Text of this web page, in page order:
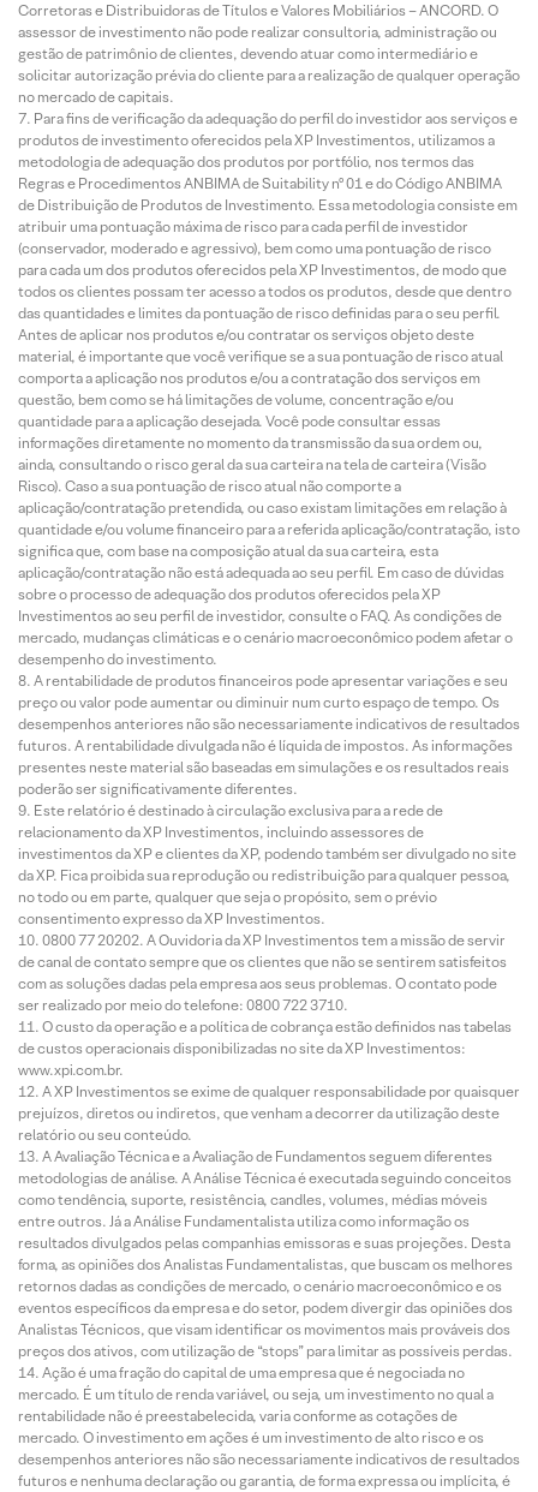
Corretoras e Distribuidoras de Títulos e Valores Mobiliários – ANCORD. O
assessor de investimento não pode realizar consultoria, administração ou
gestão de patrimônio de clientes, devendo atuar como intermediário e
solicitar autorização prévia do cliente para a realização de qualquer operação
no mercado de capitais.
Para fins de verificação da adequação do perfil do investidor aos serviços e
produtos de investimento oferecidos pela XP Investimentos, utilizamos a
metodologia de adequação dos produtos por portfólio, nos termos das
Regras e Procedimentos ANBIMA de Suitability nº 01 e do Código ANBIMA
de Distribuição de Produtos de Investimento. Essa metodologia consiste em
atribuir uma pontuação máxima de risco para cada perfil de investidor
(conservador, moderado e agressivo), bem como uma pontuação de risco
para cada um dos produtos oferecidos pela XP Investimentos, de modo que
todos os clientes possam ter acesso a todos os produtos, desde que dentro
das quantidades e limites da pontuação de risco definidas para o seu perfil.
Antes de aplicar nos produtos e/ou contratar os serviços objeto deste
material, é importante que você verifique se a sua pontuação de risco atual
comporta a aplicação nos produtos e/ou a contratação dos serviços em
questão, bem como se há limitações de volume, concentração e/ou
quantidade para a aplicação desejada. Você pode consultar essas
informações diretamente no momento da transmissão da sua ordem ou,
ainda, consultando o risco geral da sua carteira na tela de carteira (Visão
Risco). Caso a sua pontuação de risco atual não comporte a
aplicação/contratação pretendida, ou caso existam limitações em relação à
quantidade e/ou volume financeiro para a referida aplicação/contratação, isto
significa que, com base na composição atual da sua carteira, esta
aplicação/contratação não está adequada ao seu perfil. Em caso de dúvidas
sobre o processo de adequação dos produtos oferecidos pela XP
Investimentos ao seu perfil de investidor, consulte o FAQ. As condições de
mercado, mudanças climáticas e o cenário macroeconômico podem afetar o
desempenho do investimento.
A rentabilidade de produtos financeiros pode apresentar variações e seu
preço ou valor pode aumentar ou diminuir num curto espaço de tempo. Os
desempenhos anteriores não são necessariamente indicativos de resultados
futuros. A rentabilidade divulgada não é líquida de impostos. As informações
presentes neste material são baseadas em simulações e os resultados reais
poderão ser significativamente diferentes.
Este relatório é destinado à circulação exclusiva para a rede de
relacionamento da XP Investimentos, incluindo assessores de
investimentos da XP e clientes da XP, podendo também ser divulgado no site
da XP. Fica proibida sua reprodução ou redistribuição para qualquer pessoa,
no todo ou em parte, qualquer que seja o propósito, sem o prévio
consentimento expresso da XP Investimentos.
0800 77 20202. A Ouvidoria da XP Investimentos tem a missão de servir
de canal de contato sempre que os clientes que não se sentirem satisfeitos
com as soluções dadas pela empresa aos seus problemas. O contato pode
ser realizado por meio do telefone: 0800 722 3710.
O custo da operação e a política de cobrança estão definidos nas tabelas
de custos operacionais disponibilizadas no site da XP Investimentos:
www.xpi.com.br.
A XP Investimentos se exime de qualquer responsabilidade por quaisquer
prejuízos, diretos ou indiretos, que venham a decorrer da utilização deste
relatório ou seu conteúdo.
A Avaliação Técnica e a Avaliação de Fundamentos seguem diferentes
metodologias de análise. A Análise Técnica é executada seguindo conceitos
como tendência, suporte, resistência, candles, volumes, médias móveis
entre outros. Já a Análise Fundamentalista utiliza como informação os
resultados divulgados pelas companhias emissoras e suas projeções. Desta
forma, as opiniões dos Analistas Fundamentalistas, que buscam os melhores
retornos dadas as condições de mercado, o cenário macroeconômico e os
eventos específicos da empresa e do setor, podem divergir das opiniões dos
Analistas Técnicos, que visam identificar os movimentos mais prováveis dos
preços dos ativos, com utilização de “stops” para limitar as possíveis perdas.
Ação é uma fração do capital de uma empresa que é negociada no
mercado. É um título de renda variável, ou seja, um investimento no qual a
rentabilidade não é preestabelecida, varia conforme as cotações de
mercado. O investimento em ações é um investimento de alto risco e os
desempenhos anteriores não são necessariamente indicativos de resultados
futuros e nenhuma declaração ou garantia, de forma expressa ou implícita, é